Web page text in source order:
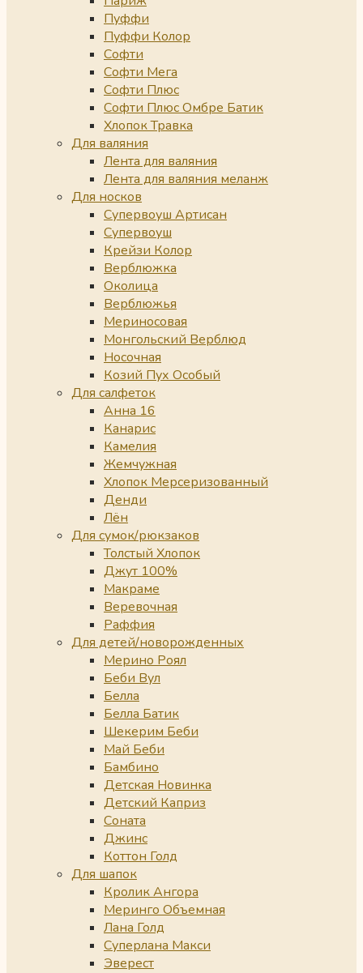
Пуффи
Пуффи Колор
Софти
Софти Мега
Софти Плюс
Софти Плюс Омбре Батик
Хлопок Травка
Для валяния
Лента для валяния
Лента для валяния меланж
Для носков
Супервоуш Артисан
Супервоуш
Крейзи Колор
Верблюжка
Околица
Верблюжья
Мериносовая
Монгольский Верблюд
Носочная
Козий Пух Особый
Для салфеток
Анна 16
Канарис
Камелия
Жемчужная
Хлопок Мерсеризованный
Денди
Лён
Для сумок/рюкзаков
Толстый Хлопок
Джут 100%
Макраме
Веревочная
Раффия
Для детей/новорожденных
Мерино Роял
Беби Вул
Белла
Белла Батик
Шекерим Беби
Май Беби
Бамбино
Детская Новинка
Детский Каприз
Соната
Джинс
Коттон Голд
Для шапок
Кролик Ангора
Меринго Объемная
Лана Голд
Суперлана Макси
Эверест